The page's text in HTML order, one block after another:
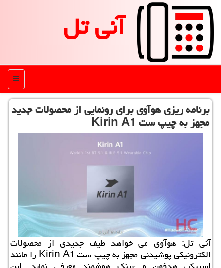
آنی تل
منو
برنامه ریزی هوآوی برای رونمایی از محصولات جدید
مجهز به چیپ ست Kirin A1
آنی تل: هوآوی می خواهد طیف جدیدی از محصولات
الكترونیكی پوشیدنی مجهز به چیپ ست Kirin A1 را مانند